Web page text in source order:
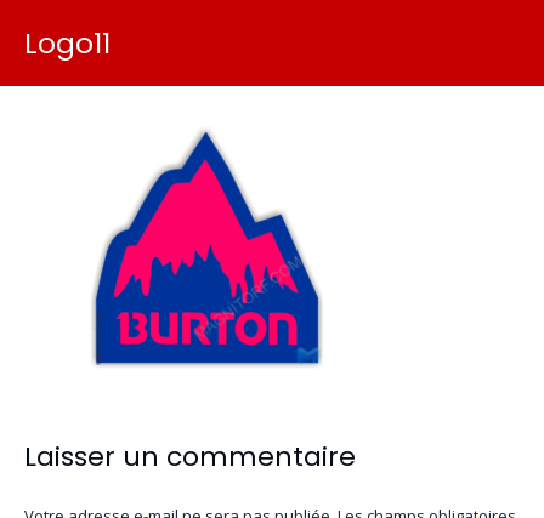
Logo11
Laisser un commentaire